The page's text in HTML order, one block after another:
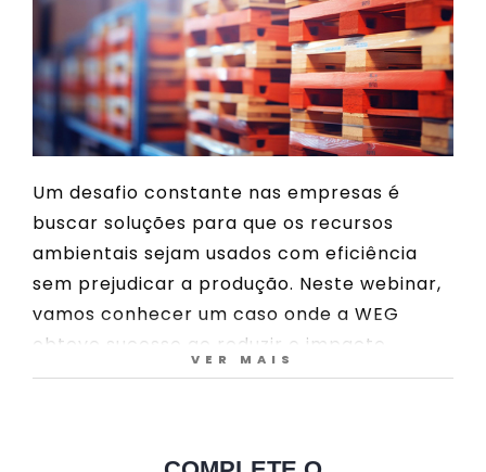
Um desafio constante nas empresas é
buscar soluções para que os recursos
ambientais sejam usados com eficiência
sem prejudicar a produção. Neste webinar,
vamos conhecer um caso onde a WEG
obteve sucesso ao reduzir o impacto
causado por embalagens de madeira,
VER MAIS